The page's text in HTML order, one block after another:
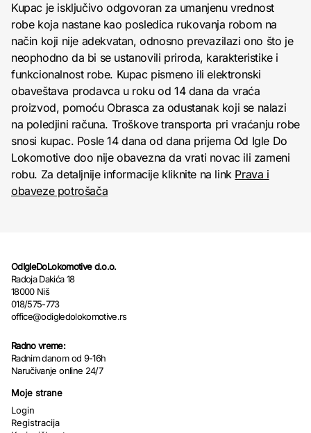
Kupac je isključivo odgovoran za umanjenu vrednost
robe koja nastane kao posledica rukovanja robom na
način koji nije adekvatan, odnosno prevazilazi ono što je
neophodno da bi se ustanovili priroda, karakteristike i
funkcionalnost robe. Kupac pismeno ili elektronski
obaveštava prodavca u roku od 14 dana da vraća
proizvod, pomoću Obrasca za odustanak koji se nalazi
na poledjini računa. Troškove transporta pri vraćanju robe
snosi kupac. Posle 14 dana od dana prijema Od Igle Do
Lokomotive doo nije obavezna da vrati novac ili zameni
robu. Za detaljnije informacije kliknite na link Prava i
obaveze potrošača
OdIgleDoLokomotive d.o.o.
Radoja Dakića 18
18000 Niš
018/575-773
office@odigledolokomotive.rs
Radno vreme:
Radnim danom od 9-16h
Naručivanje online 24/7
Moje strane
Login
Registracija